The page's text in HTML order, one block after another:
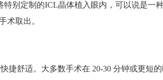
定制的ICL晶体植入眼内，可以说是一种
术取出。
舒适。大多数手术在 20-30 分钟或更短的